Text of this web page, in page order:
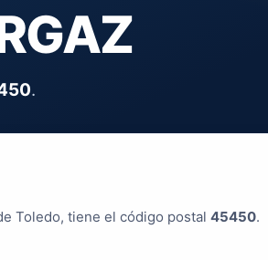
.
Toledo, tiene el código postal 45450.